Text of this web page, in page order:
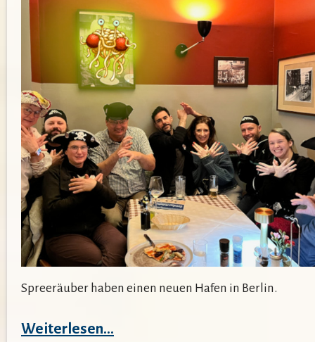
Spreeräuber haben einen neuen Hafen in Berlin.
Weiterlesen…